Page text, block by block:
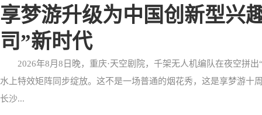
享梦游升级为中国创新型兴
司”新时代
2026年8月8日晚，重庆·天空剧院，千架无人机编队在夜空拼
水上特效矩阵同步绽放。这不是一场普通的烟花秀，这是享梦游十
长沙...